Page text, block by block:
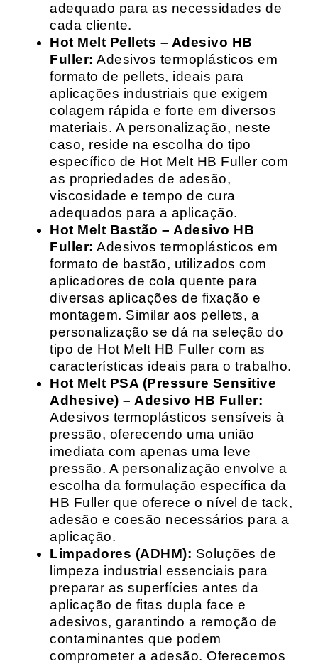
adequado para as necessidades de
cada cliente.
Hot Melt Pellets – Adesivo HB
Fuller: Adesivos termoplásticos em
formato de pellets, ideais para
aplicações industriais que exigem
colagem rápida e forte em diversos
materiais. A personalização, neste
caso, reside na escolha do tipo
específico de Hot Melt HB Fuller com
as propriedades de adesão,
viscosidade e tempo de cura
adequados para a aplicação.
Hot Melt Bastão – Adesivo HB
Fuller: Adesivos termoplásticos em
formato de bastão, utilizados com
aplicadores de cola quente para
diversas aplicações de fixação e
montagem. Similar aos pellets, a
personalização se dá na seleção do
tipo de Hot Melt HB Fuller com as
características ideais para o trabalho.
Hot Melt PSA (Pressure Sensitive
Adhesive) – Adesivo HB Fuller:
Adesivos termoplásticos sensíveis à
pressão, oferecendo uma união
imediata com apenas uma leve
pressão. A personalização envolve a
escolha da formulação específica da
HB Fuller que oferece o nível de tack,
adesão e coesão necessários para a
aplicação.
Limpadores (ADHM): Soluções de
limpeza industrial essenciais para
preparar as superfícies antes da
aplicação de fitas dupla face e
adesivos, garantindo a remoção de
contaminantes que podem
comprometer a adesão. Oferecemos